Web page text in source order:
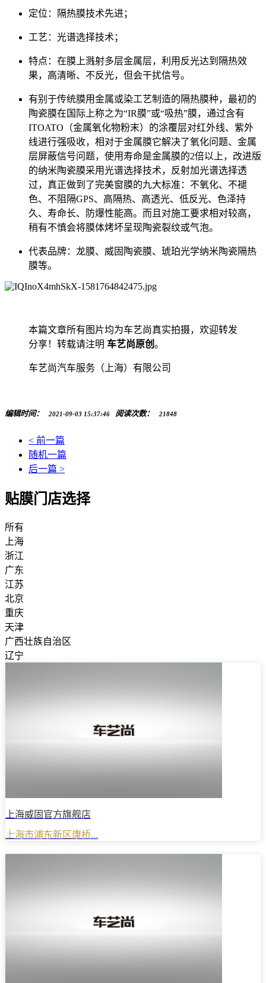
定位：隔热膜技术先进；
工艺：光谱选择技术；
特点：在膜上溅射多层金属层，利用反光达到隔热效
果，高清晰、不反光，但会干扰信号。
有别于传统膜用金属或染工艺制造的隔热膜种，最初的
陶瓷膜在国际上称之为“IR膜”或“吸热”膜，通过含有
ITOATO（金属氧化物粉末）的涂覆层对红外线、紫外
线进行强吸收，相对于金属膜它解决了氧化问题、金属
层屏蔽信号问题，使用寿命是金属膜的2倍以上，改进版
的纳米陶瓷膜采用光谱选择技术，反射加光谱选择透
过，真正做到了完美窗膜的九大标准：不氧化、不褪
色、不阻隔GPS、高隔热、高透光、低反光、色泽持
久、寿命长、防爆性能高。而且对施工要求相对较高，
稍有不慎会将膜体烤坏呈现陶瓷裂纹或气泡。
代表品牌：龙膜、威固陶瓷膜、琥珀光学纳米陶瓷隔热
膜等。
本篇文章所有图片均为车艺尚真实拍摄，欢迎转发
分享！转载请注明 车艺尚原创 。
车艺尚汽车服务（上海）有限公司
编辑时间： 2021-09-03 15:37:46 阅读次数： 21848
< 前一篇
随机一篇
后一篇 >
贴膜门店选择
所有
上海
浙江
广东
江苏
北京
重庆
天津
广西壮族自治区
辽宁
上海威固官方旗舰店
上海市浦东新区康桥...